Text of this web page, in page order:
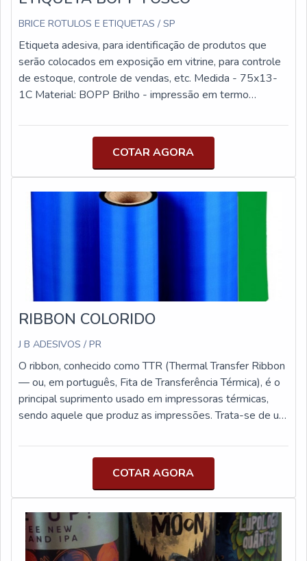
através do investimento em equipamentos modernos e
profissionais experientes. A Etiquetas ncora é uma empresa
que tem sido apontada de forma positiva no segmento pela
seriedade e qualidade, que comprovam sua essência de
trazer o melhor aos clientes no mercado.
BRICE ROTULOS E ETIQUETAS / SP
Etiqueta adesiva, para identificação de produtos que
serão colocados em exposição em vitrine, para controle
de estoque, controle de vendas, etc. Medida - 75x13-
1C Material: BOPP Brilho - impressão em termo
Indicação - Ribbon Resina ou Ribbon Misto. Rolo com
COTAR AGORA
RIBBON COLORIDO
J B ADESIVOS / PR
O ribbon, conhecido como TTR (Thermal Transfer Ribbon
— ou, em português, Fita de Transferência Térmica), é o
principal suprimento usado em impressoras térmicas,
sendo aquele que produz as impressões. Trata-se de um
transfere as informações para o suporte assim que
ribbon tem um lado coberto de silicone e outro lado
coberto de tinta. Quando recebe calor, a tinta se
desgruda do ribbon e o silicone ajuda o calor a ser
dissipado. Eles são bastante usados para a impressão
de código de barras e, sobretudo, de etiquetas, uma vez
COTAR AGORA